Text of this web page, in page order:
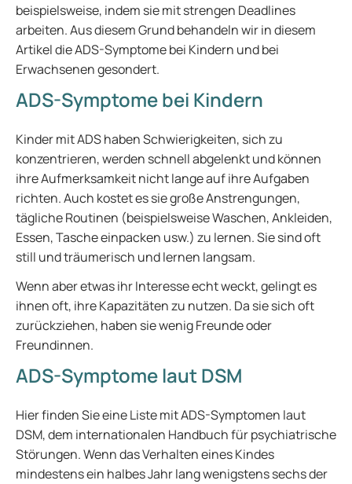
beispielsweise, indem sie mit strengen Deadlines
arbeiten. Aus diesem Grund behandeln wir in diesem
Artikel die ADS-Symptome bei Kindern und bei
Erwachsenen gesondert.
ADS-Symptome bei Kindern
Kinder mit ADS haben Schwierigkeiten, sich zu
konzentrieren, werden schnell abgelenkt und können
ihre Aufmerksamkeit nicht lange auf ihre Aufgaben
richten. Auch kostet es sie große Anstrengungen,
tägliche Routinen (beispielsweise Waschen, Ankleiden,
Essen, Tasche einpacken usw.) zu lernen. Sie sind oft
still und träumerisch und lernen langsam.
Wenn aber etwas ihr Interesse echt weckt, gelingt es
ihnen oft, ihre Kapazitäten zu nutzen. Da sie sich oft
zurückziehen, haben sie wenig Freunde oder
Freundinnen.
ADS-Symptome laut DSM
Hier finden Sie eine Liste mit ADS-Symptomen laut
DSM, dem internationalen Handbuch für psychiatrische
Störungen. Wenn das Verhalten eines Kindes
mindestens ein halbes Jahr lang wenigstens sechs der